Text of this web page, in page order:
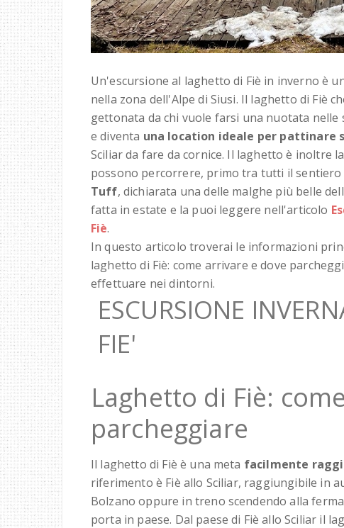
Un'escursione al laghetto di Fiè in inverno è
nella zona dell'Alpe di Siusi. Il laghetto di Fiè
gettonata da chi vuole farsi una nuotata
e diventa una location ideale per pattinare
Sciliar da fare da cornice. Il laghetto è inoltre
possono percorrere, primo tra tutti il sentiero
Tuff, dichiarata una delle malghe più belle
fatta in estate e la puoi leggere nell'articolo
Fiè.
In questo articolo troverai le informazioni
laghetto di Fiè: come arrivare e dove
effettuare nei dintorni.
ESCURSIONE
FIE'
Laghetto di Fiè:
parcheggiare
Il laghetto di Fiè è una meta facilmente
riferimento è Fiè allo Sciliar, raggiungibile in
Bolzano oppure in treno scendendo alla
porta in paese. Dal paese di Fiè allo Sciliar il